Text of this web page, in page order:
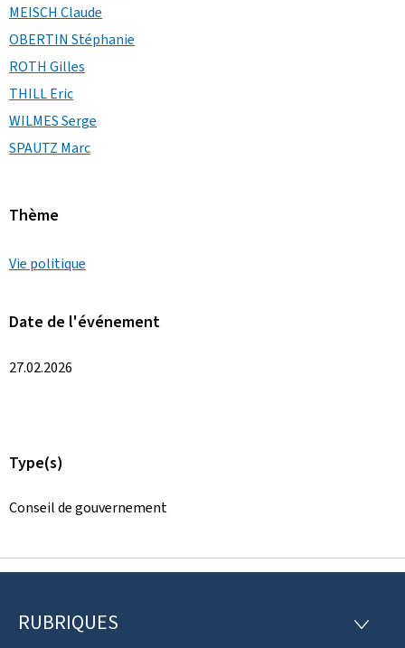
MEISCH Claude
OBERTIN Stéphanie
ROTH Gilles
THILL Eric
WILMES Serge
SPAUTZ Marc
Thème
Vie politique
Date de l'événement
27.02.2026
Type(s)
Conseil de gouvernement
P
RUBRIQUES
R